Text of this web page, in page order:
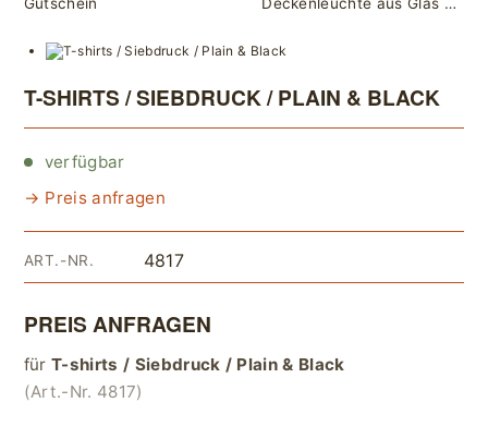
T-SHIRTS / SIEBDRUCK / PLAIN & BLACK
verfügbar
→ Preis anfragen
ART.-NR. 4817
PREIS ANFRAGEN
fürT-shirts / Siebdruck / Plain & Black
(Art.-Nr. 4817)